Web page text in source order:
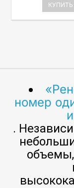
КУПИТЬ
номер
.